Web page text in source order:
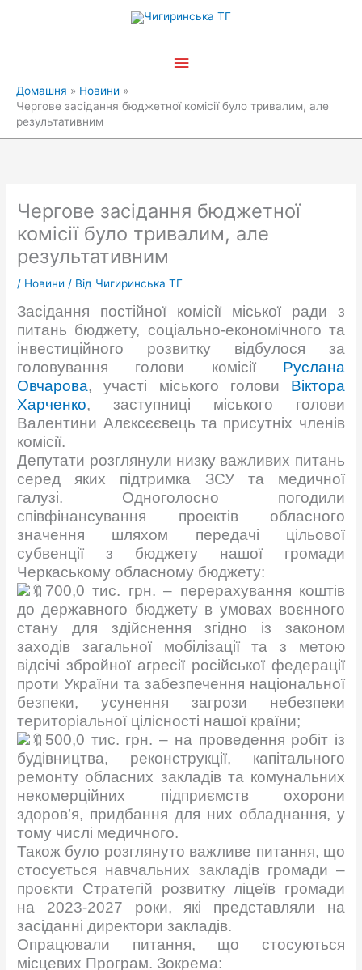
Головне
Домашня
Новини
Чергове засідання бюджетної комісії було тривалим, але
результативним
Чергове засідання бюджетної
комісії було тривалим, але
результативним
/ Новини / Від Чигиринська ТГ
Засідання постійної комісії міської ради з
питань бюджету, соціально-економічного та
інвестиційного розвитку відбулося за
головування голови комісії Руслана
Овчарова, участі міського голови Віктора
Харченко, заступниці міського голови
Валентини Алєксєєвець та присутніх членів
комісії.
Депутати розглянули низку важливих питань
серед яких підтримка ЗСУ та медичної
галузі. Одноголосно погодили
співфінансування проектів обласного
значення шляхом передачі цільової
субвенції з бюджету нашої громади
Черкаському обласному бюджету:
700,0 тис. грн. – перерахування коштів
до державного бюджету в умовах воєнного
стану для здійснення згідно із законом
заходів загальної мобілізації та з метою
відсічі збройної агресії російської федерації
проти України та забезпечення національної
безпеки, усунення загрози небезпеки
територіальної цілісності нашої країни;
500,0 тис. грн. – на проведення робіт із
будівництва, реконструкції, капітального
ремонту обласних закладів та комунальних
некомерційних підприємств охорони
здоров’я, придбання для них обладнання, у
тому числі медичного.
Також було розглянуто важливе питання, що
стосується навчальних закладів громади –
проєкти Стратегій розвитку ліцеїв громади
на 2023-2027 роки, які представляли на
засіданні директори закладів.
Опрацювали питання, що стосуються
місцевих Програм. Зокрема: